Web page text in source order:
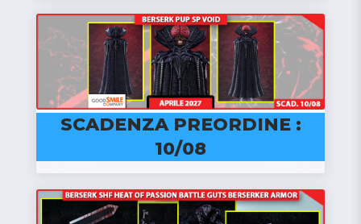
SCADENZA PREORDINE :
10/08